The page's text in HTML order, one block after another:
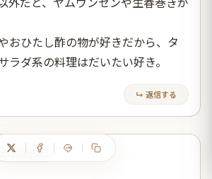
おひたし酢の物が好きだから、タ
ラダ系の料理はだいたい好き。
↳ 返信する
ID:Y1OGQ5Mz